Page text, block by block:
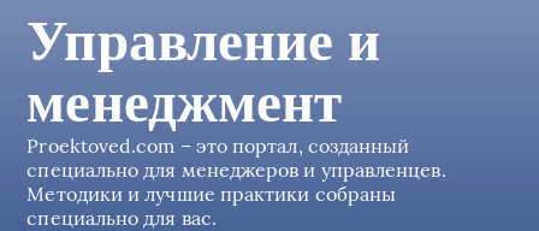
Управление и
менеджмент
Proektoved.com – это портал, созданный
специально для менеджеров и управленцев.
Методики и лучшие практики собраны
специально для вас.